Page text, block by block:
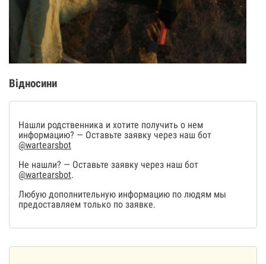
Відносини
Нашли родственника и хотите получить о нем
информацию? — Оставьте заявку через наш бот
@wartearsbot
Не нашли? — Оставьте заявку через наш бот
@wartearsbot.
Любую дополнительную информацию по людям мы
предоставляем только по заявке.